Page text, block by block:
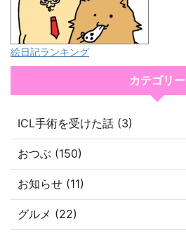
絵日記ランキング
カテゴリー
ICL手術を受けた話 (3)
おつぶ (150)
お知らせ (11)
グルメ (22)